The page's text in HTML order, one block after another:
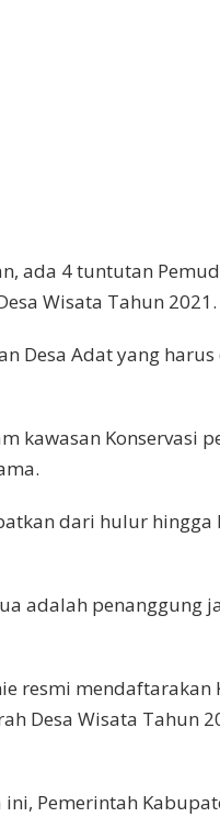
ada 4 tuntutan
Wisata Tahun 2021.
Desa Adat yang
kawasan Konservasi
dari hulur
adalah penanggung
resmi mendaftarakan
Desa Wisata Tahun
Pemerintah